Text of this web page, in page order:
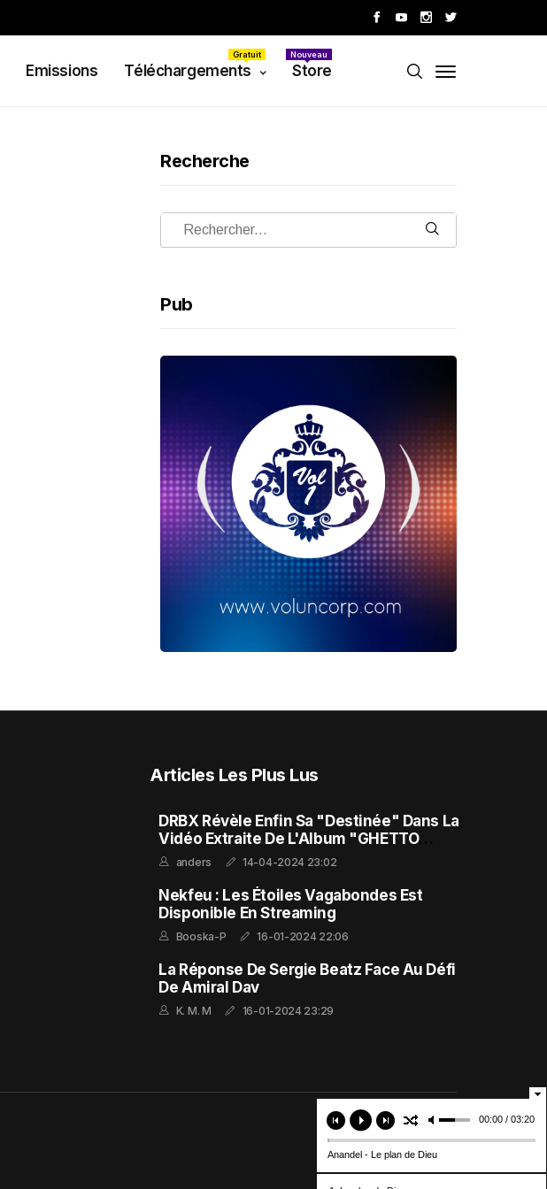
Emissions Téléchargements
Gratuit
Store
Nouveau
Recherche
Pub
Articles Les Plus Lus
DRBX Révèle Enfin Sa "Destinée" Dans La
Vidéo Extraite De L'Album "GHETTO
FEELING"
anders 14-04-2024 23:02
Nekfeu : Les Étoiles Vagabondes Est
Disponible En Streaming
Booska-P 16-01-2024 22:06
La Réponse De Sergie Beatz Face Au Défi
De Amiral Dav
K. M. M 16-01-2024 23:29
00:00 / 03:20
Anandel - Le plan de Dieu